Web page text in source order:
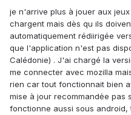
je n'arrive plus à jouer aux
chargent mais dès qu ils
automatiquement rédiirigée
que l'application n'est pas
Calédonie) . J'ai chargé la
me connecter avec mozilla
rien car tout fonctionnait bien
mise à jour recommandėe pas
fonctionne aussi sous